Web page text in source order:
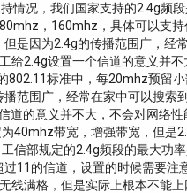
情况，我们国家支持的2.4g频
，160mhz，具体可以支
是因为2.4g的传播范围广，
给2.4g设置一个信道的意义并
802.11标准中，每20mhz预留
范围广，经常在家中可以搜
道的意义并不大，不会对网络
40mhz带宽，增强带宽，但是
信部规定的2.4g频段的最大
11的信道，设置的时候需要
线满格，但是实际上根本不能